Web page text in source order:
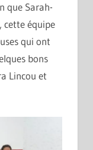
que Sarah-
cette équipe
qui ont
bons
Lincou et